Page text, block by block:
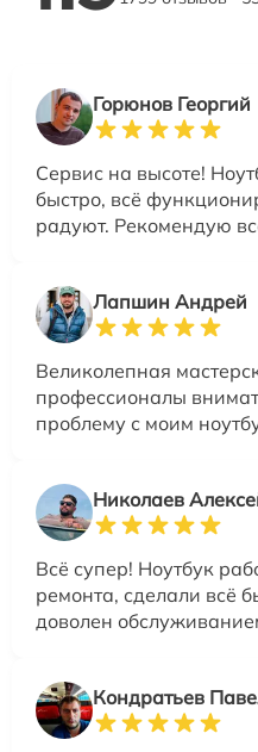
Горюнов Георгий
Сервис на высоте!
быстро, всё
радуют. Рекомендую
Лапшин Андрей
Великолепная
профессионалы
проблему с моим
Николаев
Всё супер! Ноутбук
ремонта, сделали всё
доволен
Кондратьев